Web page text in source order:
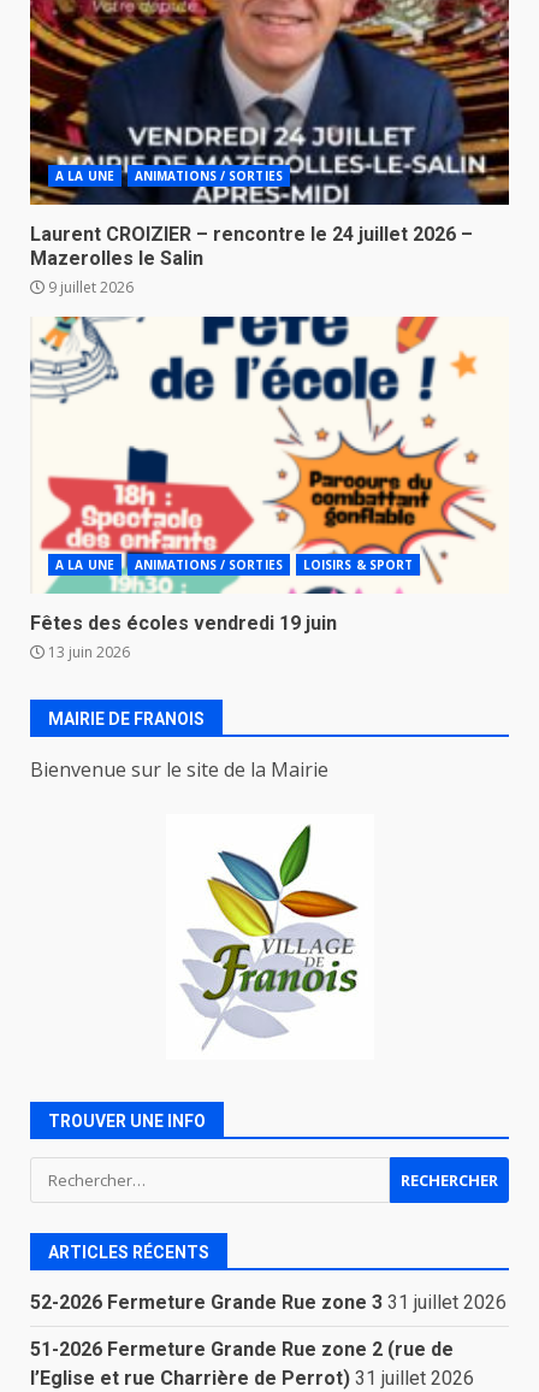
A LA UNE ANIMATIONS / SORTIES
Laurent CROIZIER – rencontre le 24 juillet 2026 –
Mazerolles le Salin
9 juillet 2026
A LA UNE ANIMATIONS / SORTIES LOISIRS & SPORT
Fêtes des écoles vendredi 19 juin
13 juin 2026
MAIRIE DE FRANOIS
Bienvenue sur le site de la Mairie
TROUVER UNE INFO
Rechercher :
ARTICLES RÉCENTS
52-2026 Fermeture Grande Rue zone 3 31 juillet 2026
51-2026 Fermeture Grande Rue zone 2 (rue de
l’Eglise et rue Charrière de Perrot) 31 juillet 2026